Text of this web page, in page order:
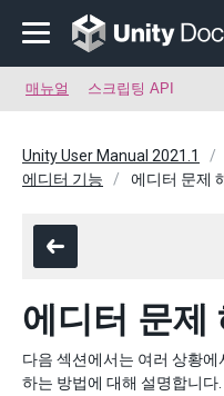
매뉴얼 스크립팅 API
Unity User Manual 2021.1
에디터 기능
에디터 문제
에디터 문제
다음 섹션에서는 여러 상황
하는 방법에 대해 설명합니